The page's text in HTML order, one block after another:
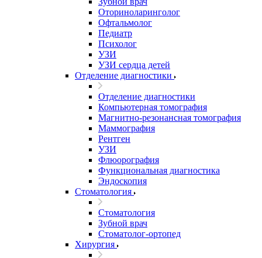
Оториноларинголог
Офтальмолог
Педиатр
Психолог
УЗИ
УЗИ сердца детей
Отделение диагностики
Отделение диагностики
Компьютерная томография
Магнитно-резонансная томография
Маммография
Рентген
УЗИ
Флюорография
Функциональная диагностика
Эндоскопия
Стоматология
Стоматология
Зубной врач
Стоматолог-ортопед
Хирургия